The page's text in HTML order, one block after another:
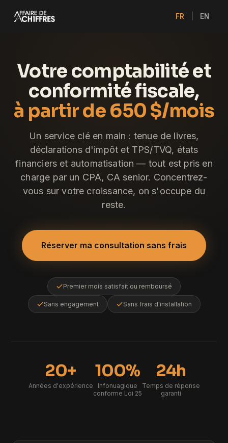
FR EN
Votre comptabilité et
conformité fiscale,
à partir de 650 $/mois
Un service clé en main : tenue de livres,
déclarations d'impôt et TPS/TVQ, états
financiers et automatisation — tout est pris en
charge par un CPA, CA senior. Concentrez-
vous sur votre croissance, on s'occupe du
reste.
Réserver ma consultation sans frais
Premier mois satisfait ou remboursé
Sans engagement Sans frais d'installation
20+
Années d'expérience
100%
Infonuagique
conforme Loi 25
24h
Temps de réponse
garanti